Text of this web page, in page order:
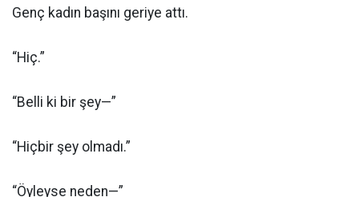
Genç kadın başını geriye attı.
“Hiç.”
“Belli ki bir şey—”
“Hiçbir şey olmadı.”
“Öyleyse neden—”